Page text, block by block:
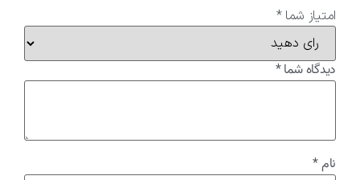
امتیاز شما*
دیدگاه شما*
نام*